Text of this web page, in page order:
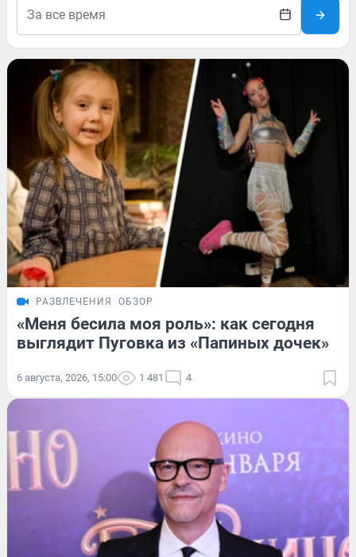
РАЗВЛЕЧЕНИЯ ОБЗОР
«Меня бесила моя роль»: как сегодня
выглядит Пуговка из «Папиных дочек»
6 августа, 2026, 15:00 1 481 4